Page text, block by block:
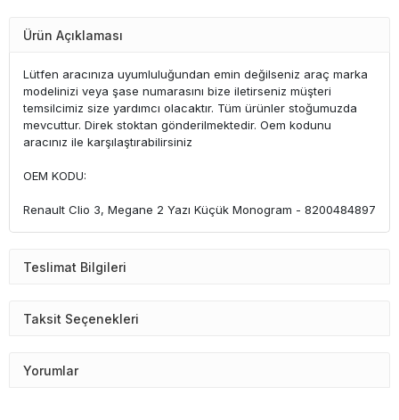
Ürün Açıklaması
Lütfen aracınıza uyumluluğundan emin değilseniz araç marka
modelinizi veya şase numarasını bize iletirseniz müşteri
temsilcimiz size yardımcı olacaktır. Tüm ürünler stoğumuzda
mevcuttur. Direk stoktan gönderilmektedir. Oem kodunu
aracınız ile karşılaştırabilirsiniz
OEM KODU:
Renault Clio 3, Megane 2 Yazı Küçük Monogram - 8200484897
Teslimat Bilgileri
Taksit Seçenekleri
Yorumlar